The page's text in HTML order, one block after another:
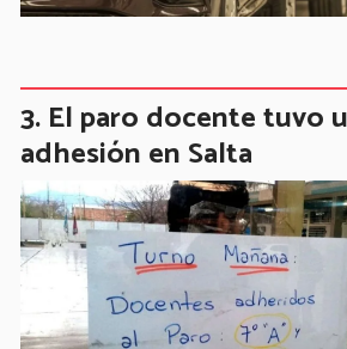
El paro docente tuvo
adhesión en Salta